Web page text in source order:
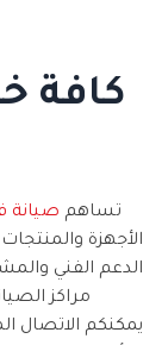
كافة
تساهم صيانة
الأجهزة
الدعم الفني
مراكز
يمكنكم الاتصال